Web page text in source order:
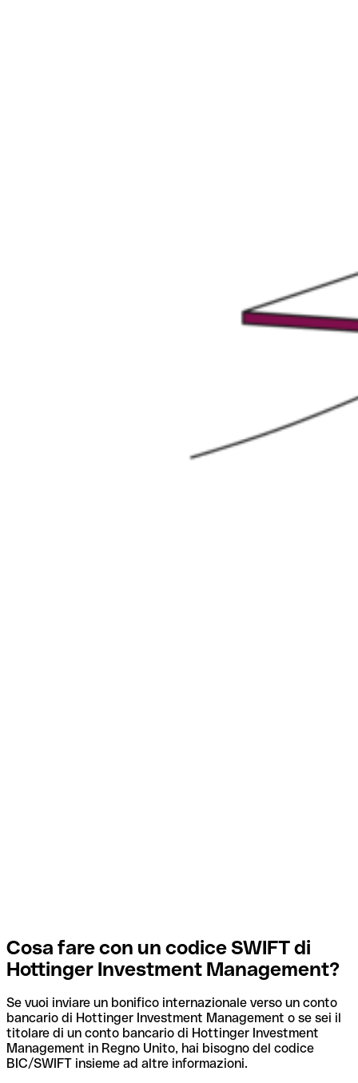
Cosa fare con un codice SWIFT di
Hottinger Investment Management?
Se vuoi inviare un bonifico internazionale verso un conto
bancario di Hottinger Investment Management o se sei il
titolare di un conto bancario di Hottinger Investment
Management in Regno Unito, hai bisogno del codice
BIC/SWIFT insieme ad altre informazioni.